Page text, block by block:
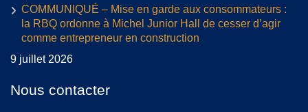
COMMUNIQUÉ – Mise en garde aux consommateurs :
la RBQ ordonne à Michel Junior Hall de cesser d’agir
comme entrepreneur en construction
9 juillet 2026
Nous contacter